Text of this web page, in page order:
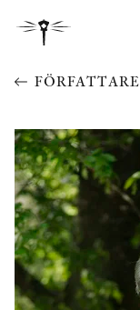
FÖRFATTARE